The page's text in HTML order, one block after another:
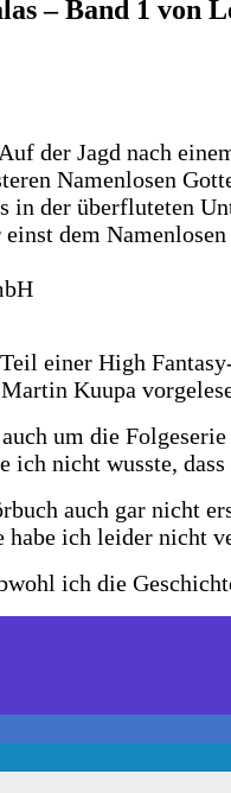
– Band 1 von
der Jagd nach
Namenlosen
der überfluteten
dem
einer High
Kuupa
um die
nicht wusste,
auch gar nicht
ich leider nicht
ich die